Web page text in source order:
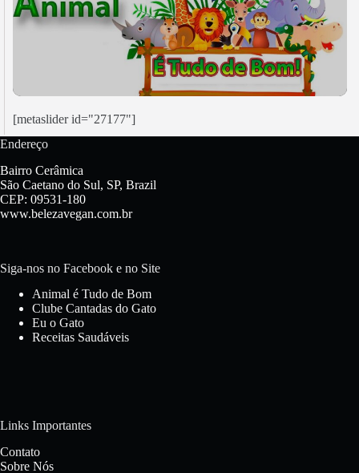
[metaslider id="27177"]
Endereço
Bairro Cerâmica
São Caetano do Sul, SP, Brazil
CEP: 09531-180
www.belezavegan.com.br
Siga-nos no Facebook e no Site
Animal é Tudo de Bom
Clube Cantadas do Gato
Eu o Gato
Receitas Saudáveis
Links Importantes
Contato
Sobre Nós